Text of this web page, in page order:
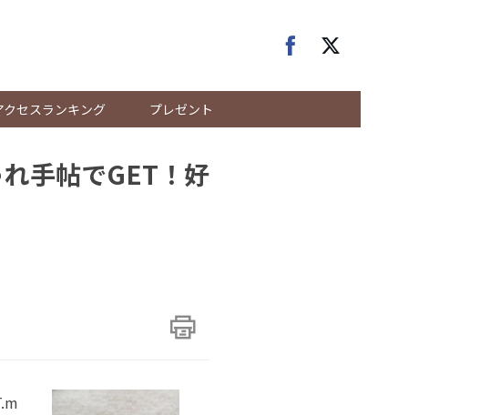
クセスランキング プレゼント
手帖でGET！好